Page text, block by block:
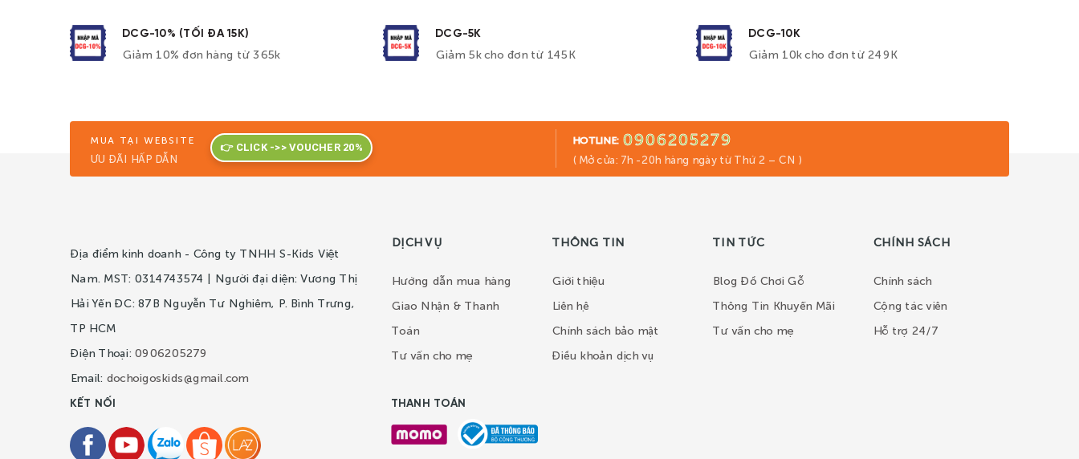
DCG-10% (TỐI ĐA 15K)
Giảm 10% đơn hàng từ 365k
DCG-5K
Giảm 5k cho đơn từ 145K
DCG-10K
Giảm 10k cho đơn từ 249K
MUA TẠI WEBSITE
ƯU ĐÃI HẤP DẪN
👉 CLICK ->> VOUCHER 20%
HOTLINE: 0906205279
( Mở cửa: 7h -20h hàng ngày từ Thứ 2 – CN )
Địa điểm kinh doanh - Công ty TNHH S-Kids Việt
Nam. MST: 0314743574 | Người đại diện: Vương Thị
Hải Yến ĐC: 87B Nguyễn Tư Nghiêm, P. Bình Trưng,
TP HCM
Điện Thoại: 0906205279
Email: dochoigoskids@gmail.com
DỊCH VỤ
Hướng dẫn mua hàng
Giao Nhận & Thanh
Toán
Tư vấn cho mẹ
THÔNG TIN
Giới thiệu
Liên hệ
Chính sách bảo mật
Điều khoản dịch vụ
TIN TỨC
Blog Đồ Chơi Gỗ
Thông Tin Khuyến Mãi
Tư vấn cho mẹ
CHÍNH SÁCH
Chính sách
Cộng tác viên
Hỗ trợ 24/7
KẾT NỐI THANH TOÁN